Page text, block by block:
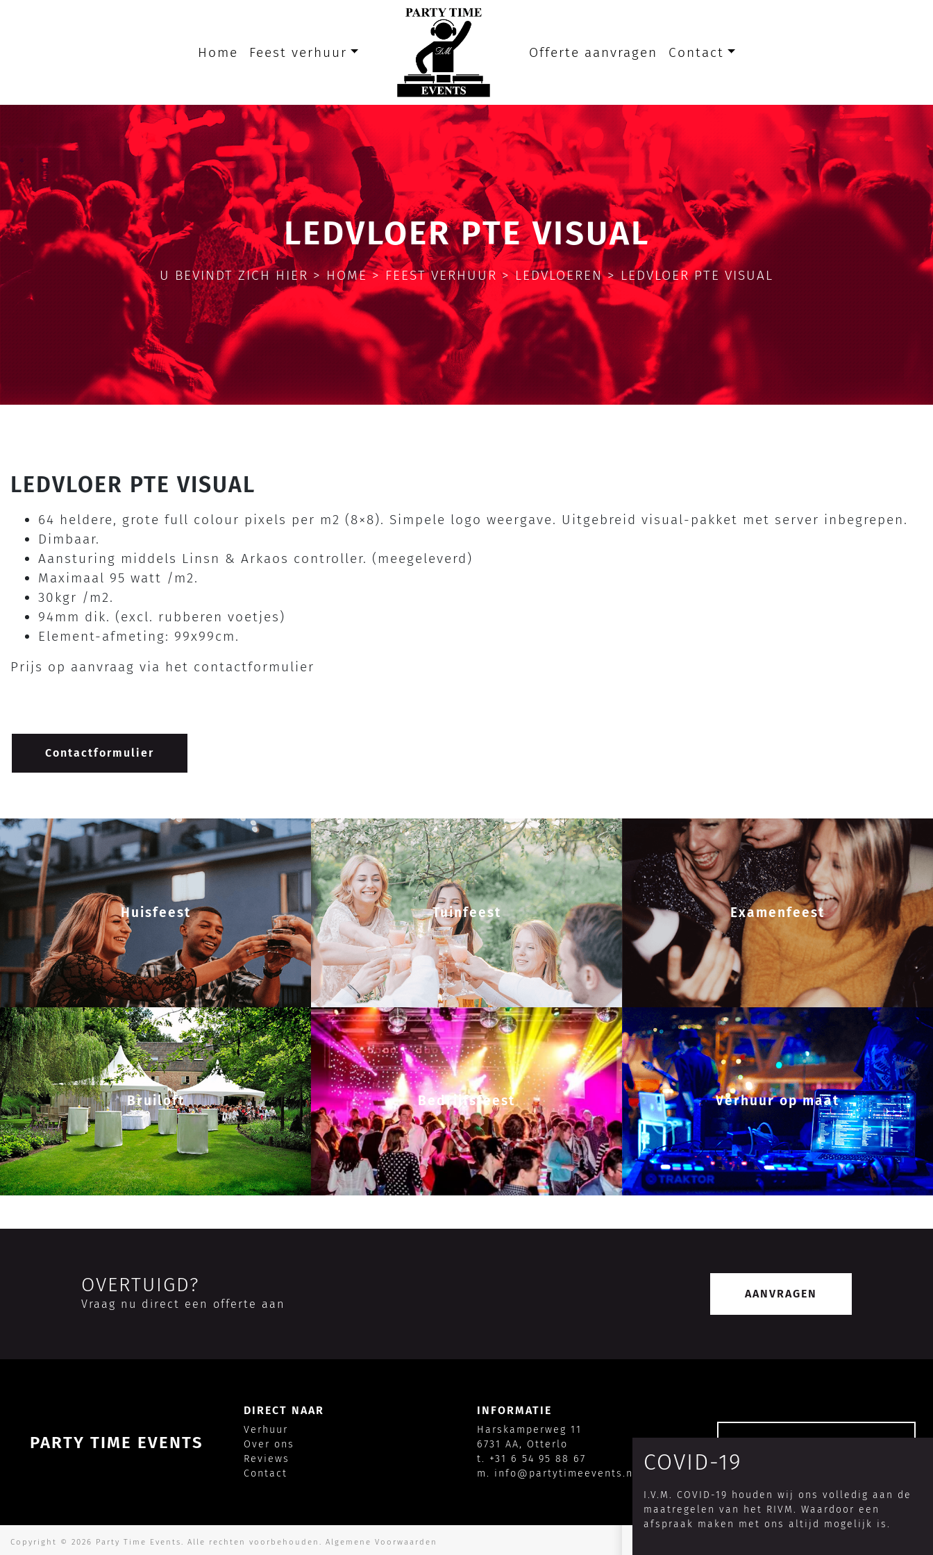
Home Feest verhuur Offerte aanvragen Contact
LEDVLOER PTE VISUAL
U BEVINDT ZICH HIER >HOME> FEEST VERHUUR >LEDVLOEREN>LEDVLOER PTE VISUAL
LEDVLOER PTE VISUAL
64 heldere, grote full colour pixels per m2 (8×8). Simpele logo weergave. Uitgebreid visual-pakket met server inbegrepen.
Dimbaar.
Aansturing middels Linsn & Arkaos controller. (meegeleverd)
Maximaal 95 watt /m2.
30kgr /m2.
94mm dik. (excl. rubberen voetjes)
Element-afmeting: 99x99cm.
Prijs op aanvraag via het contactformulier
Contactformulier
Huisfeest Tuinfeest Examenfeest
Bruiloft Bedrijfsfeest Verhuur op maat
OVERTUIGD?
Vraag nu direct een offerte aan
AANVRAGEN
PARTY TIME EVENTS
DIRECT NAAR
Verhuur
Over ons
Reviews
Contact
INFORMATIE
Harskamperweg 11
6731 AA, Otterlo
t. +31 6 54 95 88 67
m. info@partytimeevents.nl
OFFERTE AANVRAGEN
Copyright © 2026 Party Time Events. Alle rechten voorbehouden. Algemene Voorwaarden
COVID-19
I.V.M. COVID-19 houden wij ons volledig aan de
maatregelen van het RIVM. Waardoor een
afspraak maken met ons altijd mogelijk is.